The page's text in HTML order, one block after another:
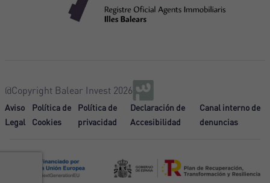
@Copyright Balear Invest 2026
Aviso
Legal
Política de
Cookies
Política de
privacidad
Declaración de
Accesibilidad
Canal interno de
denuncias